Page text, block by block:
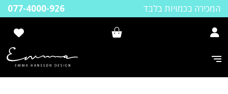
077-4000-926 המכירה בכמויות בלבד